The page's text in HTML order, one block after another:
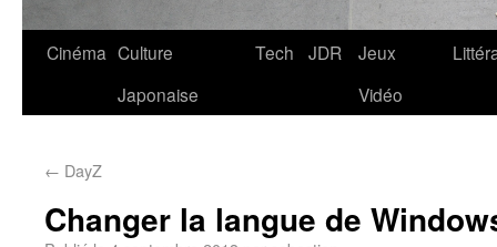
Cinéma Culture
Japonaise
Tech JDR
Jeux
Vidéo
← DayZ
Changer la langue de